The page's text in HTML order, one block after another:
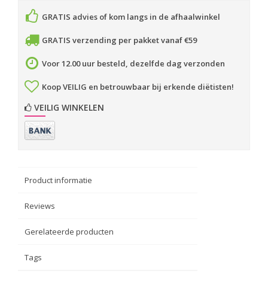
GRATIS advies of kom langs in de afhaalwinkel
GRATIS verzending per pakket vanaf €59
Voor 12.00 uur besteld, dezelfde dag verzonden
Koop VEILIG en betrouwbaar bij erkende diëtisten!
VEILIG WINKELEN
Product informatie
Reviews
Gerelateerde producten
Tags